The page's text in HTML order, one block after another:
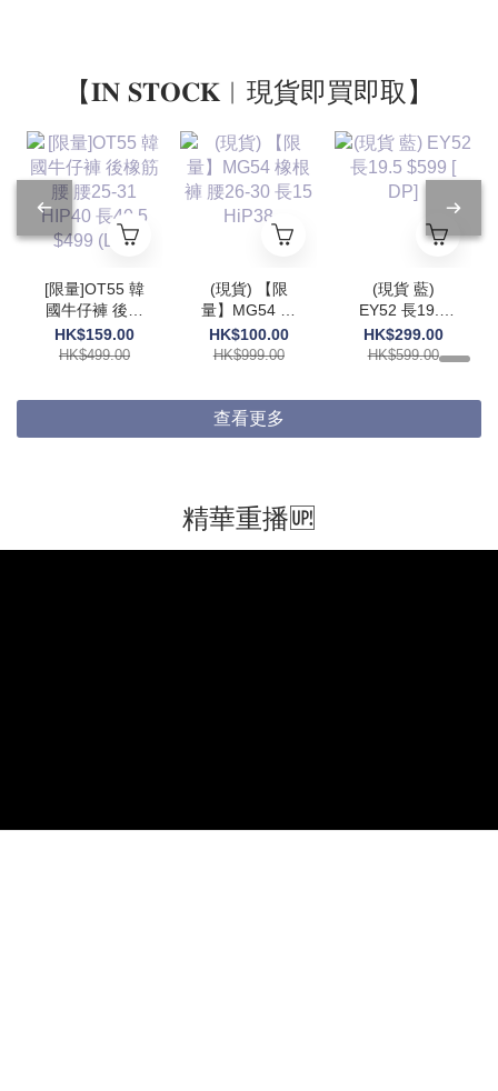
【𝐈𝐍 𝐒𝐓𝐎𝐂𝐊︱現貨即買即取】
[限量]OT55 韓
國牛仔褲 後橡
筋腰 腰25-31
HIP40 長40.5
HK$159.00
HK$499.00
(現貨) 【限
量】MG54 橡
根褲 腰26-30
長15 HiP38
HK$100.00
HK$999.00
(現貨 藍)
EY52 長19.5
$599 [ DP]
HK$299.00
HK$599.00
查看更多
精華重播🆙